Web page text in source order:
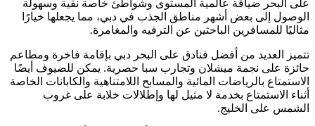
على البحر ضيافة عالمية المستوى وشواطئ خاصة نقية وسهولة
الوصول إلى بعض أشهر مناطق الجذب في دبي، مما يجعلها خيارًا
مثاليًا للمسافرين الباحثين عن الترفيه والمغامرة.
تتميز العديد من أفضل فنادق على البحر دبي بإقامة فاخرة ومطاعم
حائزة على نجمة ميشلان وتجارب سبا حصرية. يمكن للضيوف أيضًا
الاستمتاع بالرياضات المائية والمسابح اللامتناهية والكابانات الخاصة
أثناء الاستمتاع بخدمة لا مثيل لها وإطلالات خلابة على غروب
الشمس على الخليج.